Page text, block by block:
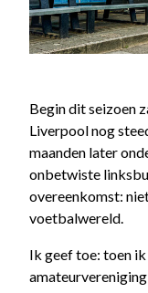
Begin dit seizoen
Liverpool nog
maanden later
onbetwiste
overeenkomst:
voetbalwereld.
Ik geef toe: toen ik